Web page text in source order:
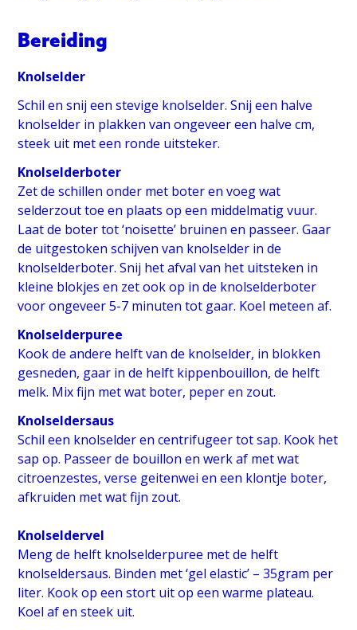
Bereiding
Knolselder
Schil en snij een stevige knolselder. Snij een halve
knolselder in plakken van ongeveer een halve cm,
steek uit met een ronde uitsteker.
Knolselderboter
Zet de schillen onder met boter en voeg wat
selderzout toe en plaats op een middelmatig vuur.
Laat de boter tot ‘noisette’ bruinen en passeer. Gaar
de uitgestoken schijven van knolselder in de
knolselderboter. Snij het afval van het uitsteken in
kleine blokjes en zet ook op in de knolselderboter
voor ongeveer 5-7 minuten tot gaar. Koel meteen af.
Knolselderpuree
Kook de andere helft van de knolselder, in blokken
gesneden, gaar in de helft kippenbouillon, de helft
melk. Mix fijn met wat boter, peper en zout.
Knolseldersaus
Schil een knolselder en centrifugeer tot sap. Kook het
sap op. Passeer de bouillon en werk af met wat
citroenzestes, verse geitenwei en een klontje boter,
afkruiden met wat fijn zout.
Knolseldervel
Meng de helft knolselderpuree met de helft
knolseldersaus. Binden met ‘gel elastic’ – 35gram per
liter. Kook op een stort uit op een warme plateau.
Koel af en steek uit.